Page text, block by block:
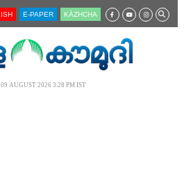
E-PAPER KĀZHCHA
AUGUST 2026 3.28 PM IST